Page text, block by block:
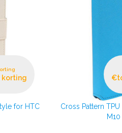
korting
for HTC
Cross Pattern